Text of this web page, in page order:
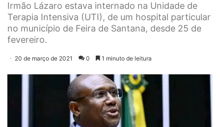
Irmão Lázaro estava internado na Unidade de
Terapia Intensiva (UTI), de um hospital particular
no município de Feira de Santana, desde 25 de
fevereiro.
20 de março de 2021 0 1 minuto de leitura